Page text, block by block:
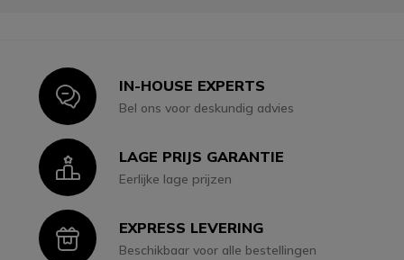
IconIN-HOUSE EXPERTS
Bel ons voor deskundig advies
IconLAGE PRIJS GARANTIE
Eerlijke lage prijzen
IconEXPRESS LEVERING
Beschikbaar voor alle bestellingen